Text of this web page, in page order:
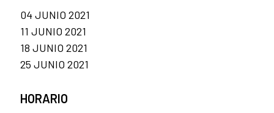
04 JUNIO 2021
11 JUNIO 2021
18 JUNIO 2021
25 JUNIO 2021
HORARIO